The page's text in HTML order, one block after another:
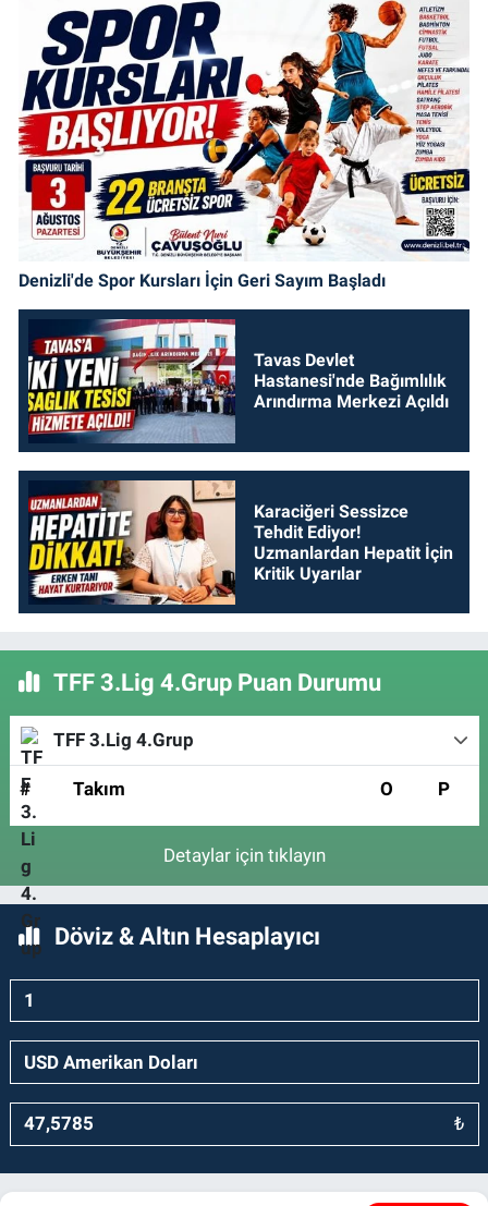
Denizli'de Spor Kursları İçin Geri Sayım Başladı
Tavas Devlet
Hastanesi'nde Bağımlılık
Arındırma Merkezi Açıldı
Karaciğeri Sessizce
Tehdit Ediyor!
Uzmanlardan Hepatit İçin
Kritik Uyarılar
TFF 3.Lig 4.Grup Puan Durumu
TFF 3.Lig 4.Grup
# Takım O P
Detaylar için tıklayın
Döviz & Altın Hesaplayıcı
₺